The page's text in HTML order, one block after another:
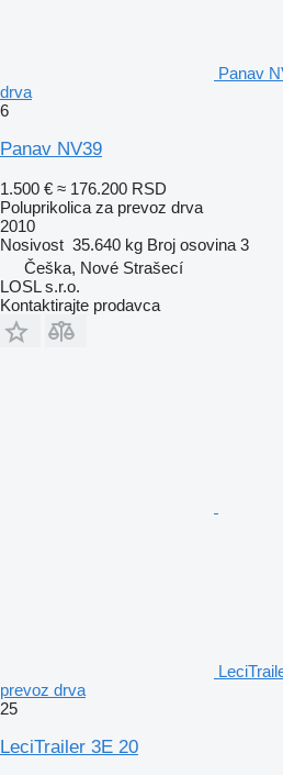
Panav
drva
6
Panav NV39
1.500 € ≈ 176.200 RSD
Poluprikolica za prevoz drva
2010
Nosivost 35.640 kg Broj osovina 3
Češka, Nové Strašecí
LOSL s.r.o.
Kontaktirajte prodavca
prevoz drva
25
LeciTrailer 3E 20